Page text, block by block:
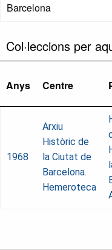
Barcelona
Col·leccions per
Anys Centre
1968
Arxiu
Històric de
la Ciutat de
Barcelona.
Hemeroteca